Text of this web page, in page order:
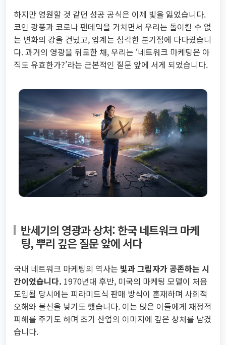
하지만 영원할 것 같던 성공 공식은 이제 빛을 잃었습니다.
코인 광풍과 코로나 팬데믹을 거치면서 우리는 돌이킬 수 없
는 변화의 강을 건넜고, 업계는 심각한 분기점에 다다랐습니
다. 과거의 영광을 뒤로한 채, 우리는 ‘네트워크 마케팅은 아
직도 유효한가?’라는 근본적인 질문 앞에 서게 되었습니다.
반세기의 영광과 상처: 한국 네트워크 마케
팅, 뿌리 깊은 질문 앞에 서다
국내 네트워크 마케팅의 역사는 빛과 그림자가 공존하는 시
간이었습니다. 1970년대 후반, 미국의 마케팅 모델이 처음
도입될 당시에는 피라미드식 판매 방식이 혼재하며 사회적
오해와 불신을 낳기도 했습니다. 이는 많은 이들에게 재정적
피해를 주기도 하며 초기 산업의 이미지에 깊은 상처를 남겼
습니다.